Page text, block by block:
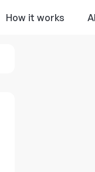
How it works